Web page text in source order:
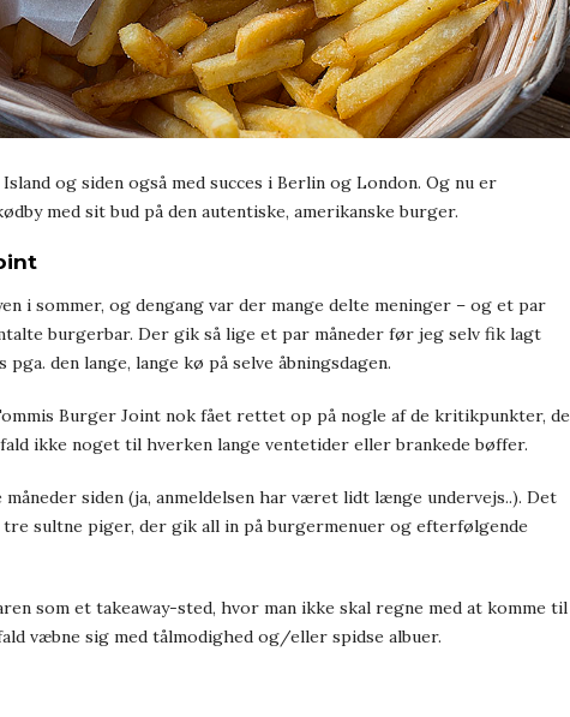
og siden også med succes i Berlin og London. Og nu er
med sit bud på den autentiske, amerikanske burger.
i sommer, og dengang var der mange delte meninger – og et par
burgerbar. Der gik så lige et par måneder før jeg selv fik lagt
den lange, lange kø på selve åbningsdagen.
Burger Joint nok fået rettet op på nogle af de kritikpunkter, de
ikke noget til hverken lange ventetider eller brankede bøffer.
siden (ja, anmeldelsen har været lidt længe undervejs..). Det
sultne piger, der gik all in på burgermenuer og efterfølgende
som et takeaway-sted, hvor man ikke skal regne med at komme til
væbne sig med tålmodighed og/eller spidse albuer.